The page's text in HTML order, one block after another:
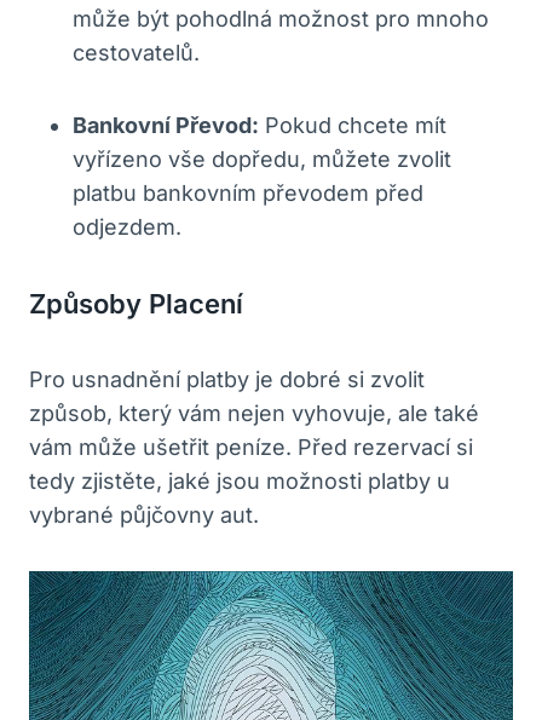
může být pohodlná možnost pro mnoho
cestovatelů.
Bankovní⁣ Převod: Pokud ⁤chcete mít
vyřízeno vše⁤ dopředu, můžete zvolit
‌platbu ‌bankovním převodem před
odjezdem.
Způsoby ‌Placení
Pro usnadnění platby je ​dobré⁤ si ⁢zvolit⁣
způsob,‌ který‌ vám nejen vyhovuje, ale také
vám ‌může ušetřit peníze. Před rezervací ‌si⁣
tedy zjistěte, jaké jsou možnosti​ platby ⁤u
vybrané půjčovny​ aut.